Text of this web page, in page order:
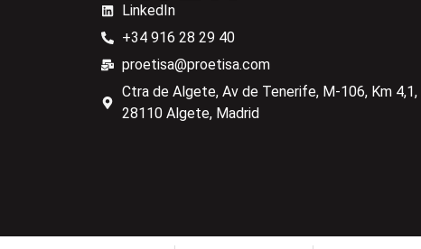
LinkedIn
+34 916 28 29 40
proetisa@proetisa.com
Ctra de Algete, Av de Tenerife, M-106, Km 4,1,
28110 Algete, Madrid